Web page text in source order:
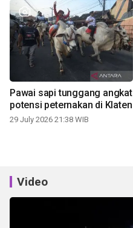
Pawai sapi tunggang angkat
potensi peternakan di Klaten
29 July 2026 21:38 WIB
Video